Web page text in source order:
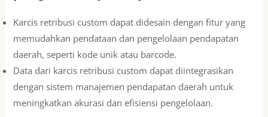
Karcis retribusi custom dapat didesain dengan fitur yang
memudahkan pendataan dan pengelolaan pendapatan
daerah, seperti kode unik atau barcode.
Data dari karcis retribusi custom dapat diintegrasikan
dengan sistem manajemen pendapatan daerah untuk
meningkatkan akurasi dan efisiensi pengelolaan.